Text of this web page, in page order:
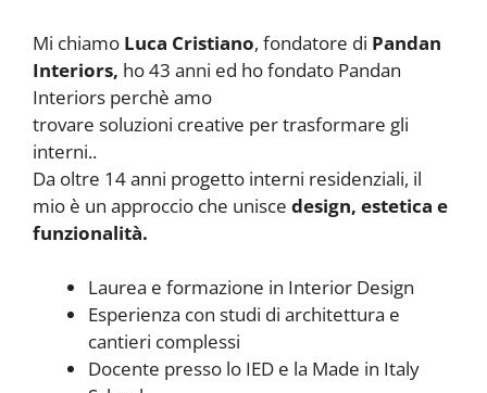
Mi chiamo Luca Cristiano, fondatore di Pandan
Interiors, ho 43 anni ed ho fondato Pandan
Interiors perchè amo
trovare soluzioni creative per trasformare gli
interni..
Da oltre 14 anni progetto interni residenziali, il
mio è un approccio che unisce design, estetica e
funzionalità.
Laurea e formazione in Interior Design
Esperienza con studi di architettura e
cantieri complessi
Docente presso lo IED e la Made in Italy